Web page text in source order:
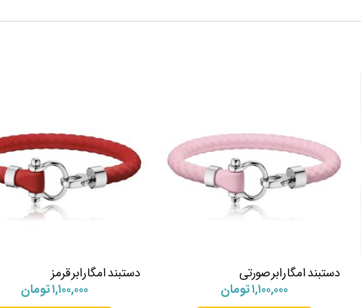
دستبند امگا رابر صورتی
۱,۱۰۰,۰۰۰تومان
دستبند امگا رابر قرمز
۱,۱۰۰,۰۰۰تومان